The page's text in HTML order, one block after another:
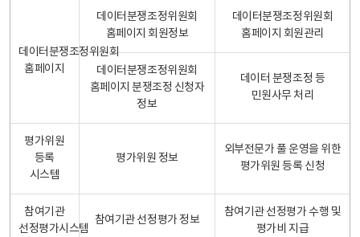
데이터분쟁조정위원회
홈페이지
데이터분쟁조정위원회
홈페이지 회원정보
데이터분쟁조정위원회
홈페이지 회원관리
데이터분쟁조정위원회
홈페이지 분쟁조정 신청자
정보
데이터 분쟁조정 등
민원사무 처리
평가위원
등록
시스템
평가위원 정보
외부전문가 풀 운영을 위한
평가위원 등록 신청
참여기관
선정평가시스템
참여기관 선정평가 정보
참여기관 선정평가 수행 및
평가비 지급